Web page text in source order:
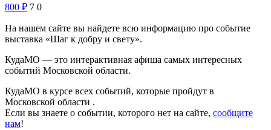
800 ₽ 7 0
На нашем сайте вы найдете всю информацию про событие
выставка «Шаг к добру и свету».
КудаМО — это интерактивная афиша самых интересных
событий Московской области.
КудаМО в курсе всех событий, которые пройдут в
Московской области .
Если вы знаете о событии, которого нет на сайте, сообщите
нам!